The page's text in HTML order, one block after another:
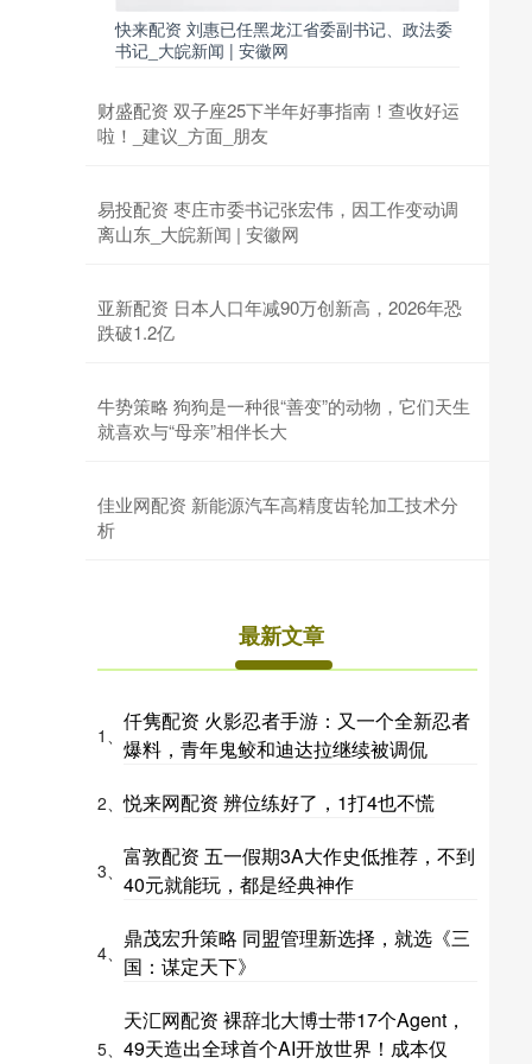
快来配资 刘惠已任黑龙江省委副书记、政法委
书记_大皖新闻 | 安徽网
财盛配资 双子座25下半年好事指南！查收好运
啦！_建议_方面_朋友
易投配资 枣庄市委书记张宏伟，因工作变动调
离山东_大皖新闻 | 安徽网
亚新配资 日本人口年减90万创新高，2026年恐
跌破1.2亿
牛势策略 狗狗是一种很“善变”的动物，它们天生
就喜欢与“母亲”相伴长大
佳业网配资 新能源汽车高精度齿轮加工技术分
析
最新文章
1、
仟隽配资 火影忍者手游：又一个全新忍者
爆料，青年鬼鲛和迪达拉继续被调侃
2、悦来网配资 辨位练好了，1打4也不慌
3、
富敦配资 五一假期3A大作史低推荐，不到
40元就能玩，都是经典神作
4、
鼎茂宏升策略 同盟管理新选择，就选《三
国：谋定天下》
5、
天汇网配资 裸辞北大博士带17个Agent，
49天造出全球首个AI开放世界！成本仅